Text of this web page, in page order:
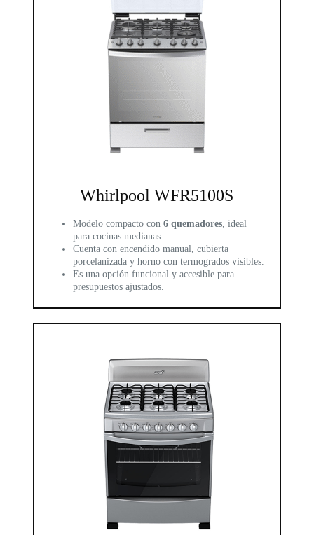
Whirlpool WFR5100S
Modelo compacto con 6 quemadores, ideal
para cocinas medianas.
Cuenta con encendido manual, cubierta
porcelanizada y horno con termogrados visibles.
Es una opción funcional y accesible para
presupuestos ajustados.